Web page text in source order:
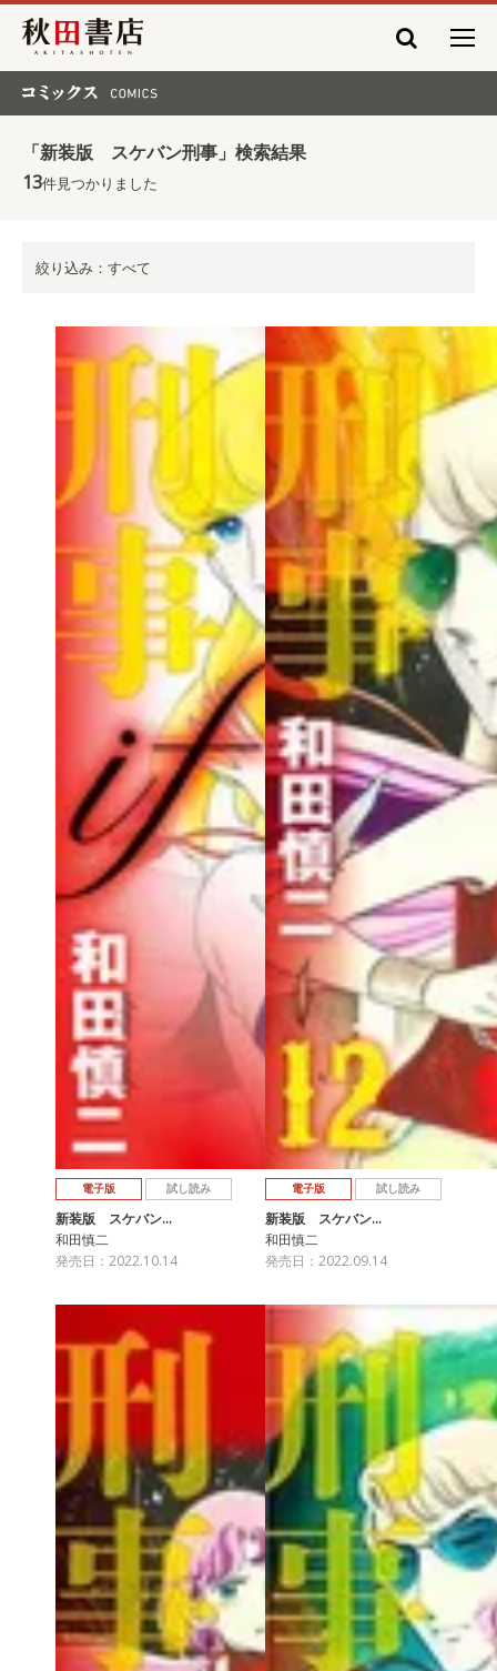
秋田書店
「新装版 スケバン刑事」検索結果
13件見つかりました
絞り込み：すべて
電子版 試し読み
新装版 スケバン…
和田慎二
発売日：2022.10.14
電子版 試し読み
新装版 スケバン…
和田慎二
発売日：2022.09.14